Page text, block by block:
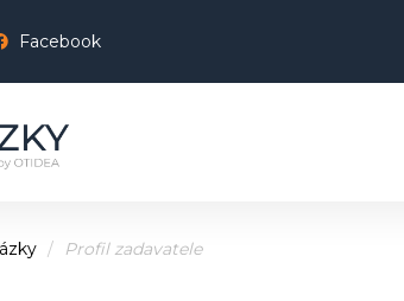
Facebook
Profil zadavatele